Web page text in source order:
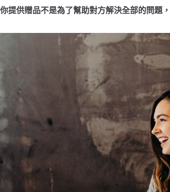
你提供贈品不是為了幫助對方解決全部的問題